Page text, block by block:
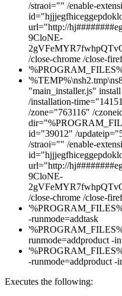
/straoi="" /enable-
url="http://
9CloNE-
/close-chrome /close-
"main_installer.js"
/installation-
/zone="763116" /
id="39012" /
/straoi="" /enable-
url="http://
9CloNE-
/close-chrome /close-
-runmode=addtask
runmode=addproduct -
-runmode=addproduct
Executes the following: